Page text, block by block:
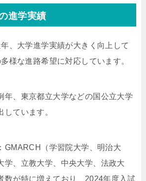
進学実績
、大学進学実績が大きく向上して
様な進路希望に対応しています。
年、東京都立大学などの国公立大学
しています。
GMARCH（学習院大学、明治大
学、立教大学、中央大学、法政大
数が特に増えており、2024年度入試